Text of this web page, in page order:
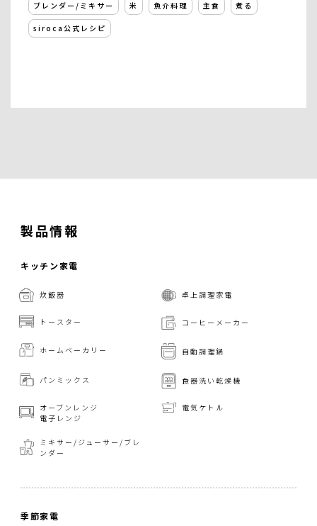
ブレンダー/ミキサー 米 魚介料理 主食 煮る
siroca公式レシピ
製品情報
キッチン家電
炊飯器 卓上調理家電
トースター コーヒーメーカー
ホームベーカリー 自動調理鍋
パンミックス 食器洗い乾燥機
オーブンレンジ
電子レンジ
電気ケトル
ミキサー/ジューサー/ ブレ
ンダー
季節家電